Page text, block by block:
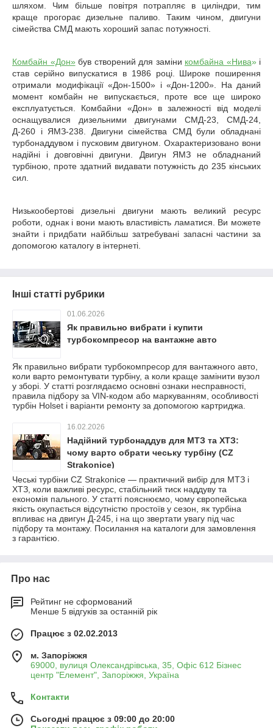
шляхом. Чим більше повітря потрапляє в циліндри, тим
краще прогорає дизельне паливо. Таким чином, двигуни
сімейства СМД мають хороший запас потужності.
Комбайн «Дон» був створений для заміни комбайна «Нива» і
став серійно випускатися в 1986 році. Широке поширення
отримали модифікації «Дон-1500» і «Дон-1200». На даний
момент комбайн не випускається, проте все ще широко
експлуатується. Комбайни «Дон» в залежності від моделі
оснащувалися дизельними двигунами СМД-23, СМД-24,
Д-260 і ЯМЗ-238. Двигуни сімейства СМД були обладнані
турбонаддувом і пусковим двигуном. Охарактеризовано вони
надійні і довговічні двигуни. Двигун ЯМЗ не обладнаний
турбіною, проте здатний видавати потужність до 235 кінських
сил.
Низькообертові дизельні двигуни мають великий ресурс
роботи, однак і вони мають властивість ламатися. Ви можете
знайти і придбати найбільш затребувані запасні частини за
допомогою каталогу в інтернеті.
Інші статті рубрики
01.06.2026
Як правильно вибрати і купити
турбокомпресор на вантажне авто
Як правильно вибрати турбокомпресор для вантажного авто,
коли варто ремонтувати турбіну, а коли краще замінити вузол
у зборі. У статті розглядаємо основні ознаки несправності,
правила підбору за VIN-кодом або маркуванням, особливості
турбін Holset і варіанти ремонту за допомогою картриджа.
16.02.2026
Надійний турбонаддув для МТЗ та ХТЗ:
чому варто обрати чеську турбіну (CZ
Strakonice)
Чеські турбіни CZ Strakonice — практичний вибір для МТЗ і
ХТЗ, коли важливі ресурс, стабільний тиск наддуву та
економія пального. У статті пояснюємо, чому європейська
якість окупається відсутністю простоїв у сезон, як турбіна
впливає на двигун Д-245, і на що звертати увагу під час
підбору та монтажу. Посилання на каталоги для замовлення
з гарантією.
Про нас
Рейтинг не сформований
Менше 5 відгуків за останній рік
Працює з 02.02.2013
м. Запоріжжя
69000, вулиця Олександрівська, 35, Офіс 612 Бізнес
центр "Елемент", Запоріжжя, Україна
Контакти
Сьогодні працює з 09:00 до 20:00